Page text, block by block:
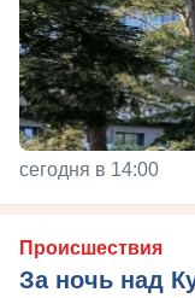
сегодня в 14:00
Происшествия
За ночь над